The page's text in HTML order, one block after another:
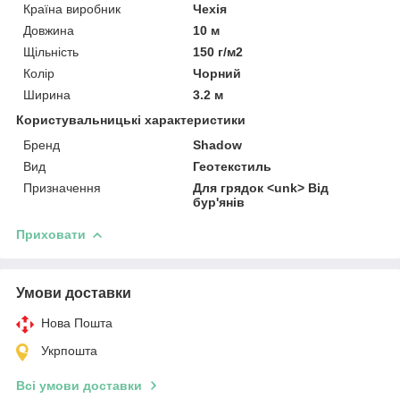
Країна виробник
Чехія
Довжина
10 м
Щільність
150 г/м2
Колір
Чорний
Ширина
3.2 м
Користувальницькі характеристики
Бренд
Shadow
Вид
Геотекстиль
Призначення
Для грядок <unk> Від
бур'янів
Приховати
Умови доставки
Нова Пошта
Укрпошта
Всі умови доставки